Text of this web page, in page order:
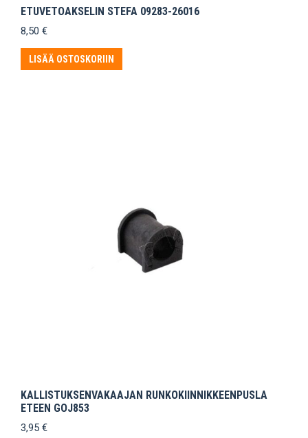
ETUVETOAKSELIN STEFA 09283-26016
8,50 €
LISÄÄ OSTOSKORIIN
KALLISTUKSENVAKAAJAN RUNKOKIINNIKKEENPUSLA
ETEEN GOJ853
3,95 €